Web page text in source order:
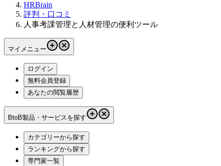
HRBrain
評判・口コミ
人事考課管理と人材管理の便利ツール
マイメニュー
ログイン
無料会員登録
あなたの閲覧履歴
BtoB製品・サービスを探す
カテゴリーから探す
ランキングから探す
専門家一覧